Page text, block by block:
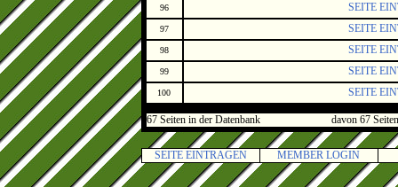
96 SEITE
97 SEITE
98 SEITE
99 SEITE
100 SEITE
67 Seiten in der Datenbank davon 67
SEITE EINTRAGEN MEMBER LOGIN